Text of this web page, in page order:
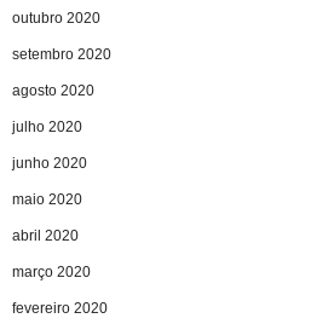
outubro 2020
setembro 2020
agosto 2020
julho 2020
junho 2020
maio 2020
abril 2020
março 2020
fevereiro 2020